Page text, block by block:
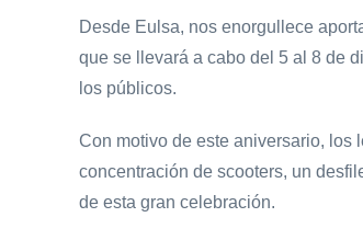
Desde Eulsa, nos enorgullece
que se llevará a cabo del 5 al 8 de
los públicos.
Con motivo de este aniversario, los
concentración de scooters, un
de esta gran celebración.